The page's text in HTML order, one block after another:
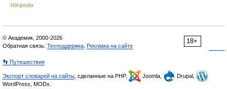
Wikipedia
18+
© Академик, 2000-2026
Обратная связь: Техподдержка Реклама на сайте
👣 Путешествия
Экспорт словарей на сайты , сделанные на PHP, Joomla,
Drupal,
WordPress, MODx.